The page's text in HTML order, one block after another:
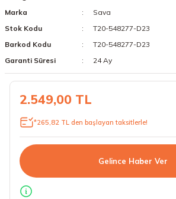
19 Lastikler
20 Lastikler
23 Lastikler
Marka
Sava
Stok Kodu
T20-548277-D23
Barkod Kodu
T20-548277-D23
Garanti Süresi
24 Ay
2.549,00 TL
*265,82 TL den başlayan taksitlerle!
Gelince Haber Ver